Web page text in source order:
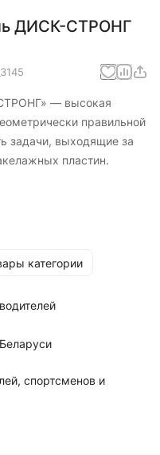
ДИСК-СТРОНГ
— высокая
правильной
задачи, выходящие за
пластин.
категории
спортсменов и